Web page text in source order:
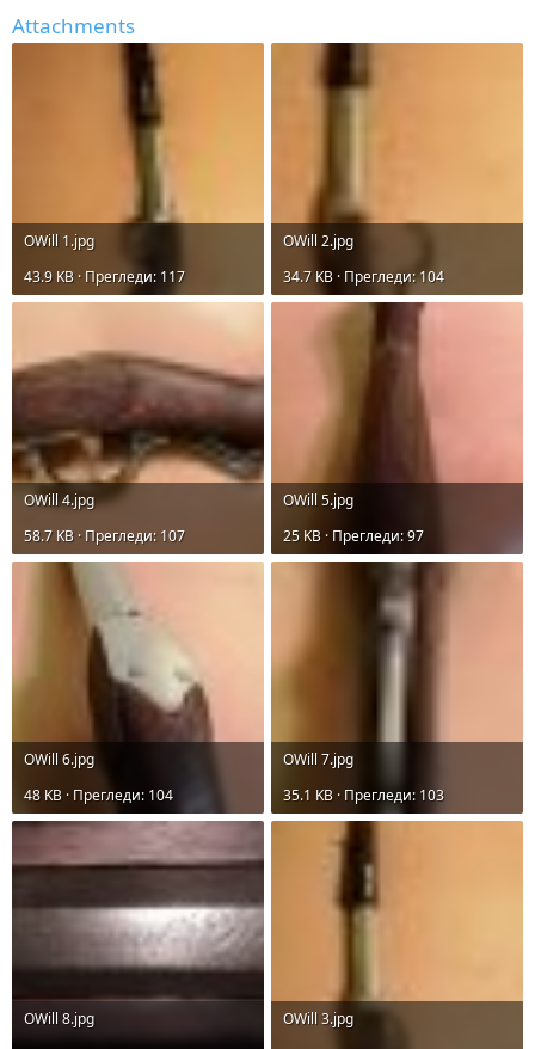
Attachments
OWill 1.jpg
43.9 KB · Прегледи: 117
OWill 2.jpg
34.7 KB · Прегледи: 104
OWill 4.jpg
58.7 KB · Прегледи: 107
OWill 5.jpg
25 KB · Прегледи: 97
OWill 6.jpg
48 KB · Прегледи: 104
OWill 7.jpg
35.1 KB · Прегледи: 103
OWill 8.jpg
OWill 3.jpg